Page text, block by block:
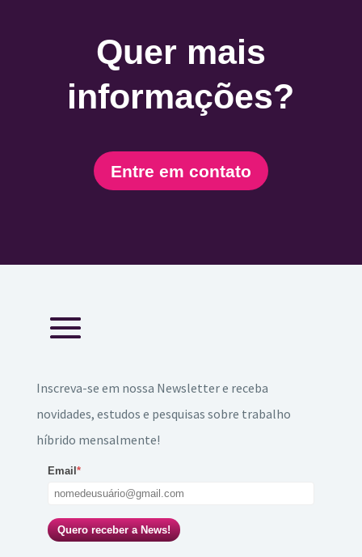
Quer mais
informações?
Entre em contato
Inscreva-se em nossa Newsletter e receba
novidades, estudos e pesquisas sobre trabalho
híbrido mensalmente!
Email *
Quero receber a News!